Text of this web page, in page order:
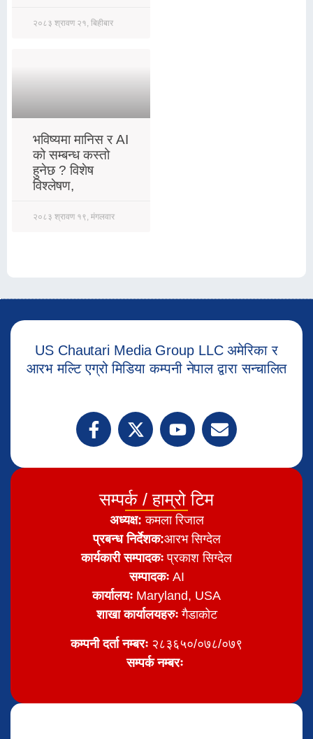
२०८३ श्रावण २१, बिहीबार
भविष्यमा मानिस र AI
को सम्बन्ध कस्तो
हुनेछ ? विशेष
विश्लेषण,
२०८३ श्रावण १९, मंगलवार
US Chautari Media Group LLC अमेरिका र
आरभ मल्टि एग्रो मिडिया कम्पनी नेपाल द्वारा सन्चालित
सम्पर्क / हाम्रो टिम
अध्यक्ष:कमला रिजाल
प्रबन्ध निर्देशक:आरभ सिग्देल
कार्यकारी सम्पादकः प्रकाश सिग्देल
सम्पादकःAI
कार्यालयः Maryland, USA
शाखा कार्यालयहरुःगैडाकोट
कम्पनी दर्ता नम्बरः २८३६५०/०७८/०७९
सम्पर्क नम्बरः